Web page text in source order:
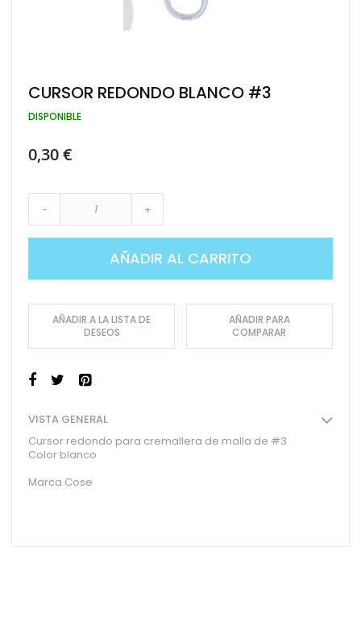
Saltar
al
comienzo
galería
CURSOR REDONDO BLANCO #3
DISPONIBLE
0,30 €
- +
AÑADIR AL CARRITO
AÑADIR A LA LISTA DE
DESEOS
AÑADIR PARA
COMPARAR
VISTA GENERAL
Cursor redondo para cremallera de malla de #3
Color blanco
Marca Cose